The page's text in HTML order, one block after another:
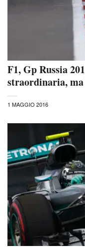
F1, Gp Russia
straordinaria,
1 MAGGIO 2016